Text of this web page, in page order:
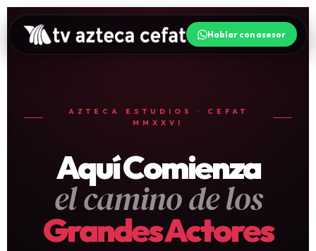
Hablar con asesor
AZTECA ESTUDIOS · CEFAT
MMXXVI
Aquí Comienza
el camino de los
Grandes Actores